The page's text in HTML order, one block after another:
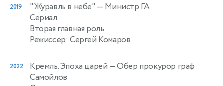
2019 "Журавль в небе" — Министр ГА
Сериал
Вторая главная роль
Режиссёр: Сергей Комаров
2022 Кремль. Эпоха царей — Обер прокурор граф
Самойлов